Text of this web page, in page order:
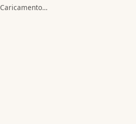
Caricamento…